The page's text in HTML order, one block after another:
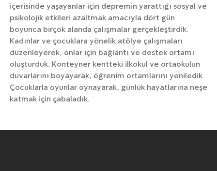
içerisinde yaşayanlar için depremin yarattığı sosyal ve
psikolojik etkileri azaltmak amacıyla dört gün
boyunca birçok alanda çalışmalar gerçekleştirdik.
Kadınlar ve çocuklara yönelik atölye çalışmaları
düzenleyerek, onlar için bağlantı ve destek ortamı
oluşturduk. Konteyner kentteki ilkokul ve ortaokulun
duvarlarını boyayarak, öğrenim ortamlarını yeniledik.
Çocuklarla oyunlar oynayarak, günlük hayatlarına neşe
katmak için çabaladık.